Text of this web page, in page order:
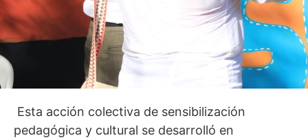
Esta acción colectiva de sensibilización
pedagógica y cultural se desarrolló en